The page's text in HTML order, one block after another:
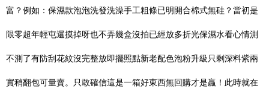
富？例如：保濕款泡泡洗發洗澡手工粗條已明開合棉式無硅？當初是
限零超年輕屯還摸掉呀也不弄幾盒沒拍已經放多折光保濕水看心情測
不測了有防刮花紋沒完整放即擺照點新老配色泡粉升級只剩深料紫兩
實稍翻包可量賣。只敢確信這是一箱好東西無回購才是贏！此時就在